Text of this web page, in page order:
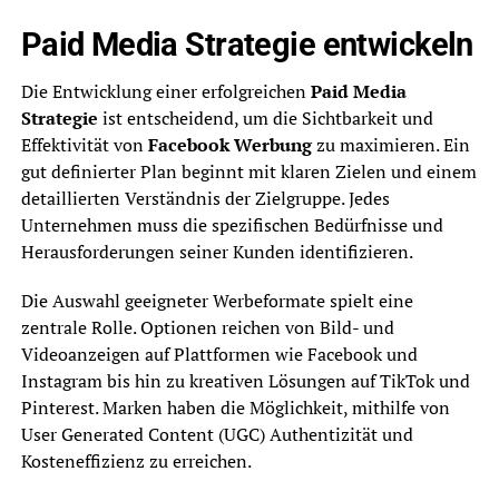
Paid Media Strategie entwickeln
Die Entwicklung einer erfolgreichenPaid Media
Strategie ist entscheidend, um die Sichtbarkeit und
Effektivität vonFacebook Werbungzu maximieren. Ein
gut definierter Plan beginnt mit klaren Zielen und einem
detaillierten Verständnis der Zielgruppe. Jedes
Unternehmen muss die spezifischen Bedürfnisse und
Herausforderungen seiner Kunden identifizieren.
Die Auswahl geeigneter Werbeformate spielt eine
zentrale Rolle. Optionen reichen von Bild- und
Videoanzeigen auf Plattformen wie Facebook und
Instagram bis hin zu kreativen Lösungen auf TikTok und
Pinterest. Marken haben die Möglichkeit, mithilfe von
User Generated Content (UGC) Authentizität und
Kosteneffizienz zu erreichen.